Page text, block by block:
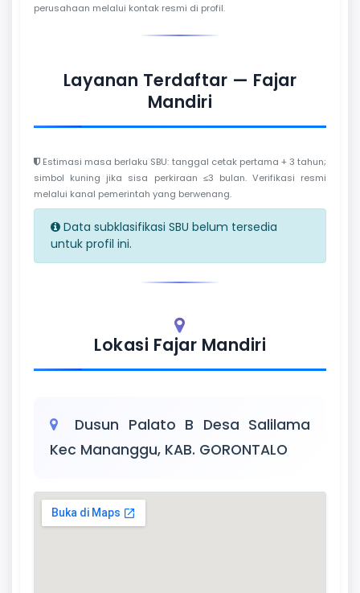
perusahaan melalui kontak resmi di profil.
Layanan Terdaftar — Fajar
Mandiri
Estimasi masa berlaku SBU: tanggal cetak pertama + 3 tahun;
simbol kuning jika sisa perkiraan ≤3 bulan. Verifikasi resmi
melalui kanal pemerintah yang berwenang.
Data subklasifikasi SBU belum tersedia
untuk profil ini.
Lokasi Fajar Mandiri
Dusun Palato B Desa Salilama
Kec Mananggu, KAB. GORONTALO